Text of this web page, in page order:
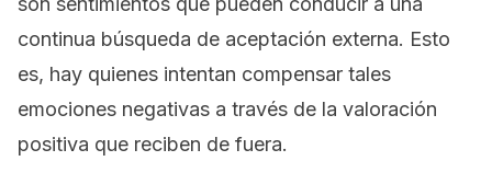
continua búsqueda de aceptación externa. Esto
es, hay quienes intentan compensar tales
emociones negativas a través de la valoración
positiva que reciben de fuera.